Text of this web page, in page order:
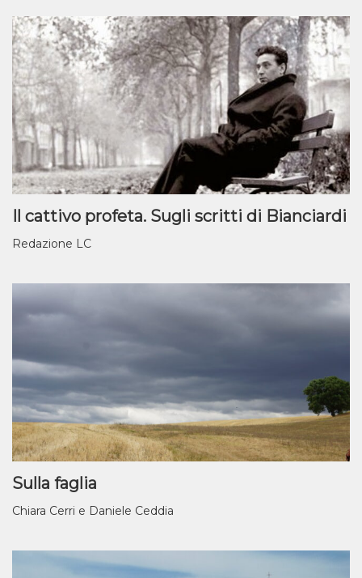
Il cattivo profeta. Sugli scritti di Bianciardi
Redazione LC
Sulla faglia
Chiara Cerri e Daniele Ceddia